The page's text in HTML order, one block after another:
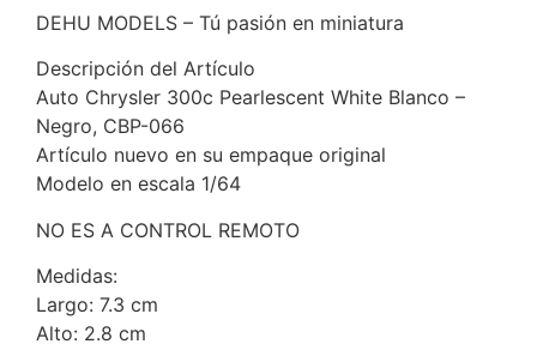
DEHU MODELS – Tú pasión en miniatura
Descripción del Artículo
Auto Chrysler 300c Pearlescent White Blanco –
Negro, CBP-066
Artículo nuevo en su empaque original
Modelo en escala 1/64
NO ES A CONTROL REMOTO
Medidas:
Largo: 7.3 cm
Alto: 2.8 cm